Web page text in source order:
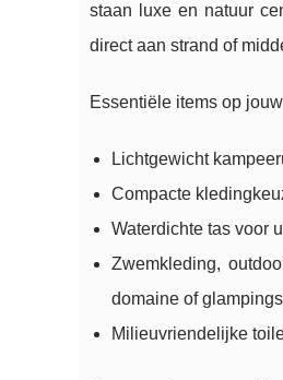
staan luxe en natuur
direct aan strand of
Essentiële items op jouw
Lichtgewicht
Compacte
Waterdichte tas voor
Zwemkleding,
domaine of
Milieuvriendelijke